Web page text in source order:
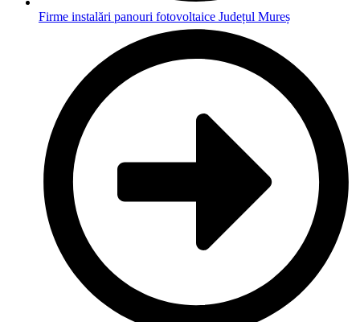
Firme instalări panouri fotovoltaice Județul Mureș